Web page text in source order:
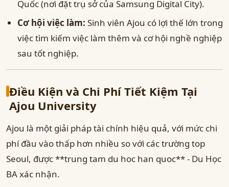
Quốc (nơi đặt trụ sở của Samsung Digital City).
Cơ hội việc làm: Sinh viên Ajou có lợi thế lớn trong
việc tìm kiếm việc làm thêm và cơ hội nghề nghiệp
sau tốt nghiệp.
Điều Kiện và Chi Phí Tiết Kiệm Tại
Ajou University
Ajou là một giải pháp tài chính hiệu quả, với mức chi
phí đầu vào thấp hơn nhiều so với các trường top
Seoul, được **trung tam du hoc han quoc** - Du Học
BA xác nhận.